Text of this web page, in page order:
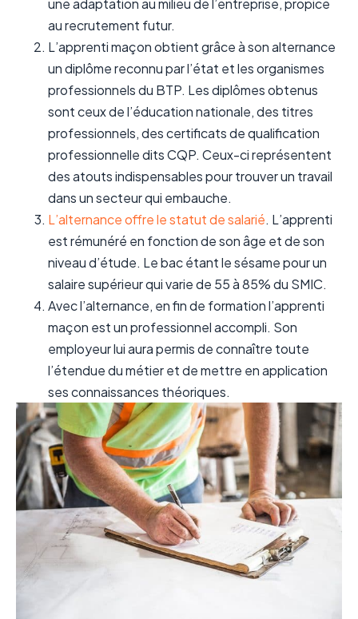
une adaptation au milieu de l’entreprise, propice
au recrutement futur.
L’apprenti maçon obtient grâce à son alternance
un diplôme reconnu par l’état et les organismes
professionnels du BTP. Les diplômes obtenus
sont ceux de l’éducation nationale, des titres
professionnels, des certificats de qualification
professionnelle dits CQP. Ceux-ci représentent
des atouts indispensables pour trouver un travail
dans un secteur qui embauche.
L’alternance offre le statut de salarié. L’apprenti
est rémunéré en fonction de son âge et de son
niveau d’étude. Le bac étant le sésame pour un
salaire supérieur qui varie de 55 à 85% du SMIC.
Avec l’alternance, en fin de formation l’apprenti
maçon est un professionnel accompli. Son
employeur lui aura permis de connaître toute
l’étendue du métier et de mettre en application
ses connaissances théoriques.